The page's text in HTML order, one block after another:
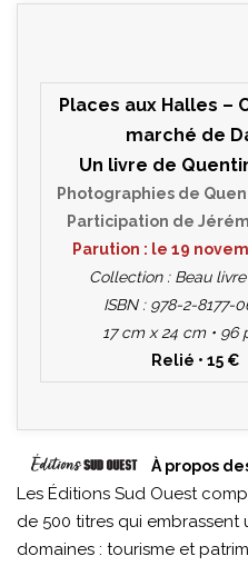
Places aux Halles –
marché de
Un livre de
Photographies de
Participation de
Parution : le 19
Collection : Beau
ISBN : 978-2-8177-
17 cm x 24 cm • 96
Relié • 15 €
À propos
Les Éditions Sud Ouest
de 500 titres qui
domaines : tourisme et